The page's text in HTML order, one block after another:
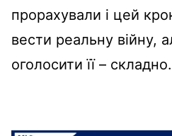
прорахували і цей
вести реальну війну,
оголосити її – складно.